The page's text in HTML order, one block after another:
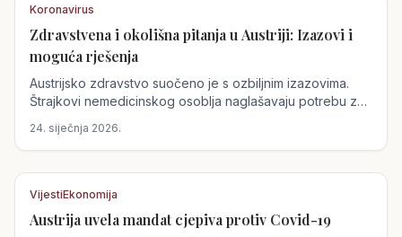
Koronavirus
Zdravstvena i okolišna pitanja u Austriji: Izazovi i
moguća rješenja
Austrijsko zdravstvo suočeno je s ozbiljnim izazovima.
Štrajkovi nemedicinskog osoblja naglašavaju potrebu za
koristi tjelesne aktivnosti, dodatno opterećujući
zdravstveni sustav.
24. siječnja 2026.
VijestiEkonomija
Austrija uvela mandat cjepiva protiv Covid-19